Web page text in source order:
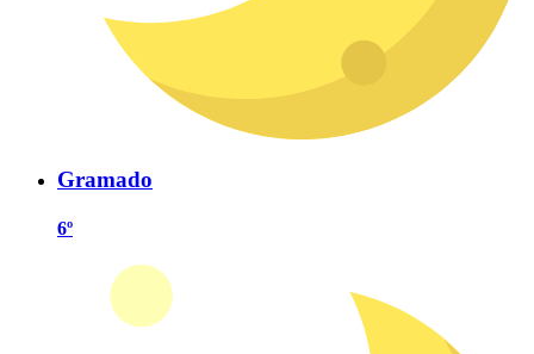
Gramado
6º